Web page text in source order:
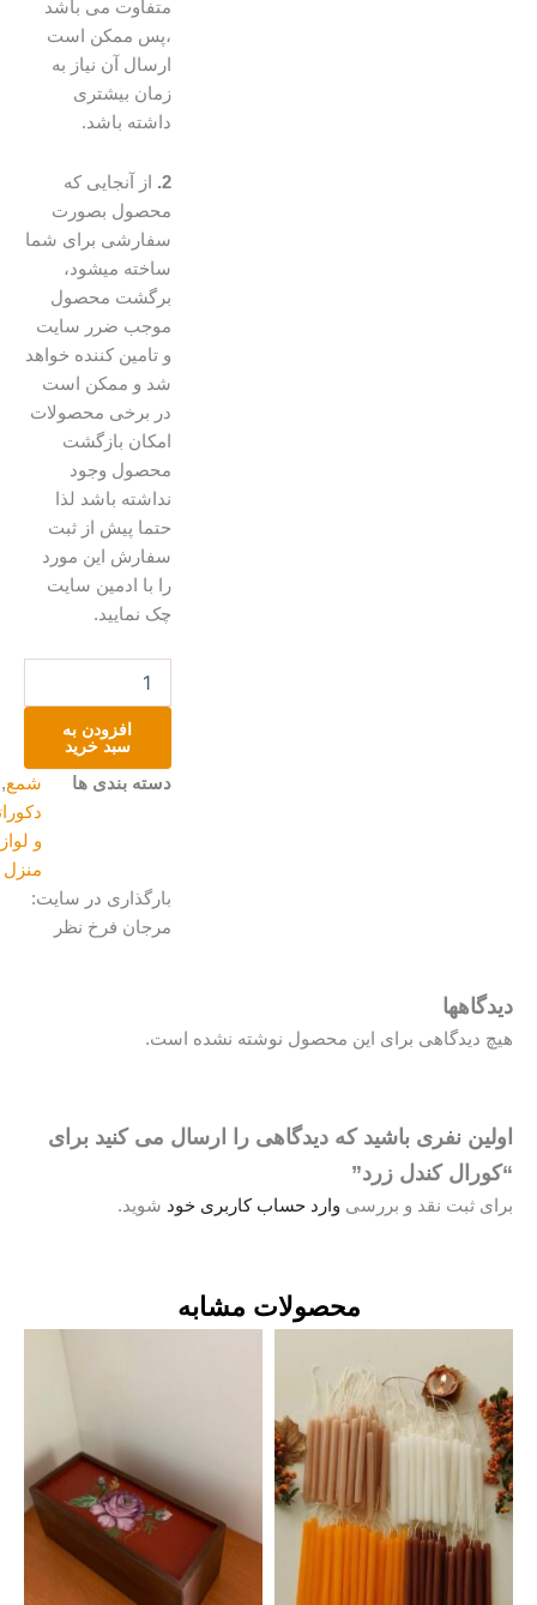
متفاوت می باشد
،پس ممکن است
ارسال آن نیاز به
زمان بیشتری
داشته باشد.
از آنجایی که
محصول بصورت
سفارشی برای شما
ساخته میشود،
برگشت محصول
موجب ضرر سایت
و تامین کننده خواهد
شد و ممکن است
در برخی محصولات
امکان بازگشت
محصول وجود
نداشته باشد لذا
حتما پیش از ثبت
سفارش این مورد
را با ادمین سایت
چک نمایید.
افزودن به
سبد خرید
دسته بندی ها
شمع,
دکوراتیو
و لوازم
منزل
بارگذاری در سایت:
مرجان فرخ نظر
دیدگاهها
هیچ دیدگاهی برای این محصول نوشته نشده است.
اولین نفری باشید که دیدگاهی را ارسال می کنید برای
“کورال کندل زرد”
برای ثبت نقد و بررسیوارد حساب کاربری خودشوید.
محصولات مشابه